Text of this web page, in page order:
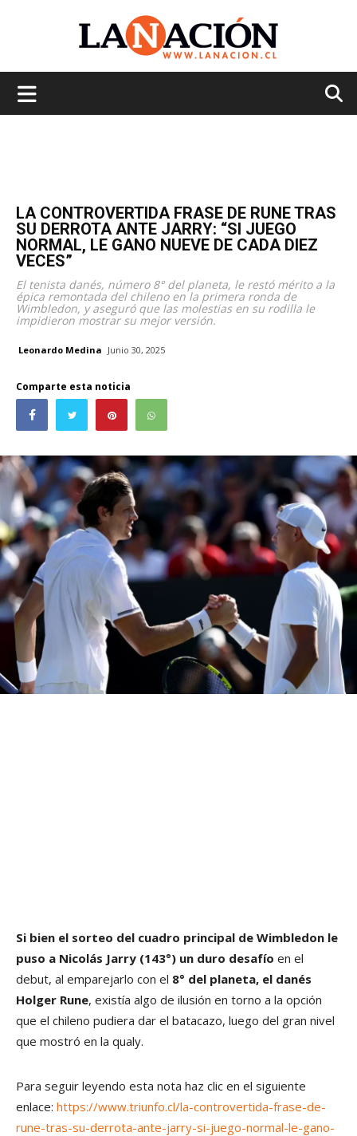
LA CONTROVERTIDA FRASE DE RUNE TRAS
SU DERROTA ANTE JARRY: “SI JUEGO
NORMAL, LE GANO NUEVE DE CADA DIEZ
VECES”
El tenista danés, número 8° del planeta, le restó mérito a la
épica remontada del chileno en la primera ronda de
Wimbledon, y aseguró que las molestias en su rodilla le
impidieron mostrar su mejor versión.
Leonardo Medina Junio 30, 2025
Comparte esta noticia
Si bien el sorteo del cuadro principal de Wimbledon le
puso a Nicolás Jarry (143°) un duro desafío en el
debut, al emparejarlo con el 8° del planeta, el danés
Holger Rune, existía algo de ilusión en torno a la opción
que el chileno pudiera dar el batacazo, luego del gran nivel
que mostró en la qualy.
Para seguir leyendo esta nota haz clic en el siguiente
enlace: https://www.triunfo.cl/la-controvertida-frase-de-
rune-tras-su-derrota-ante-jarry-si-juego-normal-le-gano-